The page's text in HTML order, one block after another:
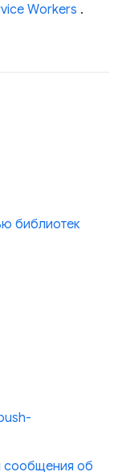
Workers .
библиотек
сообщения об